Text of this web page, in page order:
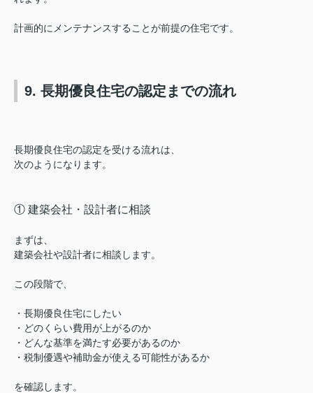
計画的にメンテナンスすることが前提の住宅です。
9. 長期優良住宅の認定までの流れ
長期優良住宅の認定を受ける流れは、
次のようになります。
① 建築会社・設計者に相談
まずは、
建築会社や設計者に相談します。
この段階で、
・長期優良住宅にしたい
・どのくらい費用が上がるのか
・どんな基準を満たす必要があるのか
・税制優遇や補助金が使える可能性があるか
を確認します。